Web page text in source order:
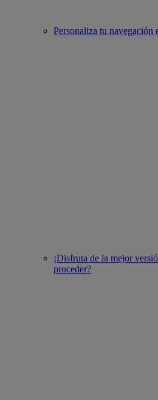
Personaliza tu navegación
¡Disfruta de la mejor
proceder?